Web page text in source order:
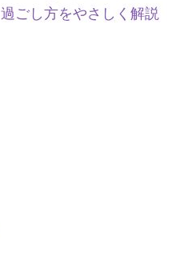
過ごし方をやさしく解説